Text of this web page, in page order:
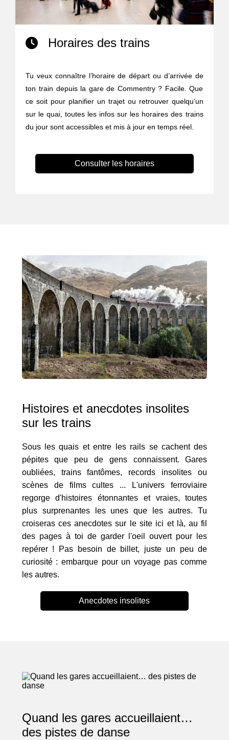
Horaires des trains
Tu veux connaître l’horaire de départ ou d’arrivée de
ton train depuis la gare de Commentry ? Facile. Que
ce soit pour planifier un trajet ou retrouver quelqu’un
sur le quai, toutes les infos sur les horaires des trains
du jour sont accessibles et mis à jour en temps réel.
Consulter les horaires
Histoires et anecdotes insolites
sur les trains
Sous les quais et entre les rails se cachent des
pépites que peu de gens connaissent. Gares
oubliées, trains fantômes, records insolites ou
scènes de films cultes ... L'univers ferroviaire
regorge d'histoires étonnantes et vraies, toutes
plus surprenantes les unes que les autres. Tu
croiseras ces anecdotes sur le site ici et là, au fil
des pages à toi de garder l'oeil ouvert pour les
repérer ! Pas besoin de billet, juste un peu de
curiosité : embarque pour un voyage pas comme
les autres.
Anecdotes insolites
Quand les gares accueillaient…
des pistes de danse